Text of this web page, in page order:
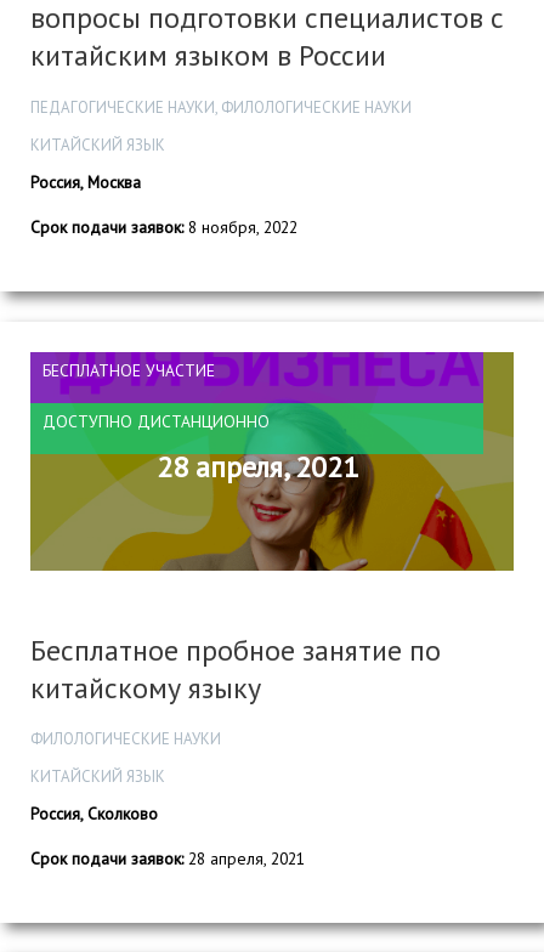
вопросы подготовки специалистов с
китайским языком в России
ПЕДАГОГИЧЕСКИЕ НАУКИ, ФИЛОЛОГИЧЕСКИЕ НАУКИ
КИТАЙСКИЙ ЯЗЫК
Россия, Москва
Срок подачи заявок:8 ноября, 2022
БЕСПЛАТНОЕ УЧАСТИЕ
ДОСТУПНО ДИСТАНЦИОННО
28 апреля, 2021
Бесплатное пробное занятие по
китайскому языку
ФИЛОЛОГИЧЕСКИЕ НАУКИ
КИТАЙСКИЙ ЯЗЫК
Россия, Сколково
Срок подачи заявок:28 апреля, 2021